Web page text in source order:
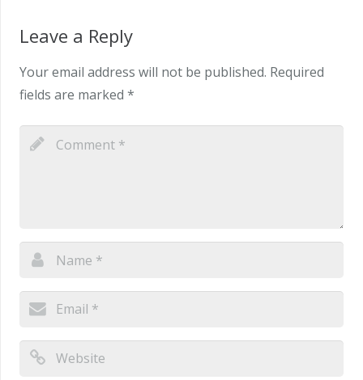
Leave a Reply
Your email address will not be published. Required
fields are marked *